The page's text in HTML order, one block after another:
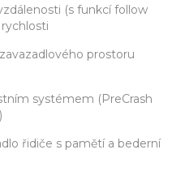
(s funkcí follow
prostoru
systémem (PreCrash
řidiče s pamětí a bederní